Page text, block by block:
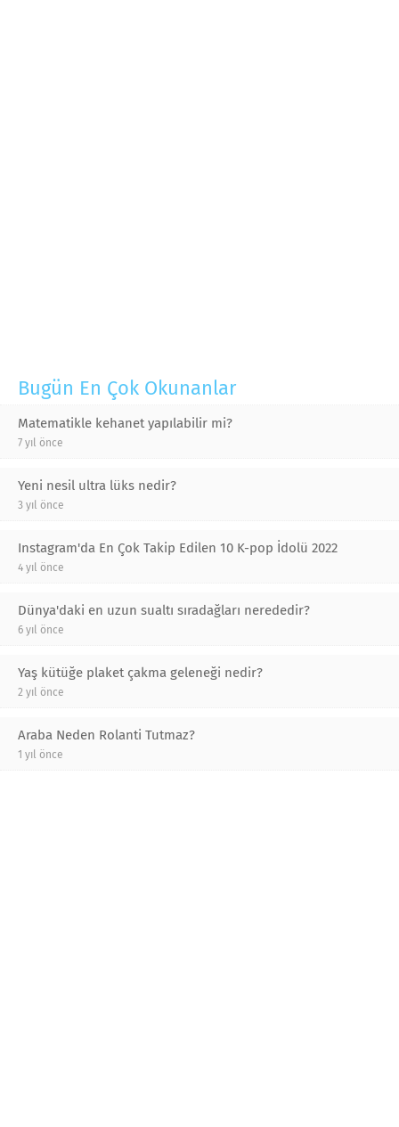
Bugün En Çok Okunanlar
Matematikle kehanet yapılabilir mi?
7 yıl önce
Yeni nesil ultra lüks nedir?
3 yıl önce
Instagram'da En Çok Takip Edilen 10 K-pop İdolü 2022
4 yıl önce
Dünya'daki en uzun sualtı sıradağları nerededir?
6 yıl önce
Yaş kütüğe plaket çakma geleneği nedir?
2 yıl önce
Araba Neden Rolanti Tutmaz?
1 yıl önce